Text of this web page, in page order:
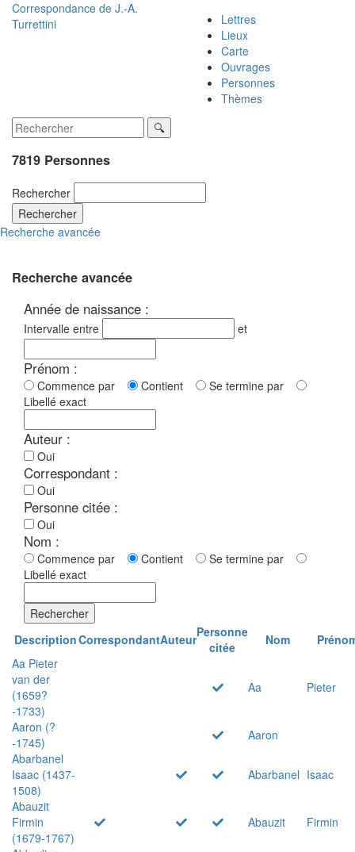
Correspondance de J.-A.
Turrettini
Lettres
Lieux
Carte
Ouvrages
Personnes
Thèmes
7819 Personnes
Rechercher
Rechercher
Recherche avancée
Recherche avancée
Année de naissance :
Intervalle entre et
Prénom :
Commence par Contient
Se termine par
Libellé exact
Auteur :
Oui
Correspondant :
Oui
Personne citée :
Oui
Nom :
Commence par Contient
Se termine par
Libellé exact
Rechercher
DescriptionCorrespondantAuteurPersonne
citée
Nom
Aa Pieter
van der
(1659?
-1733)
Aa Pieter
Aaron (?
-1745)
Aaron
Abarbanel
Isaac (1437-
1508)
Abarbanel Isaac
Abauzit
Firmin
(1679-1767)
Abauzit
Firmin